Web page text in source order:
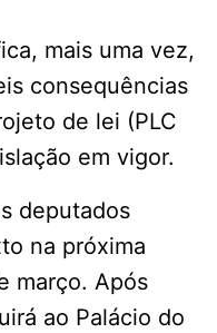
mais uma vez,
consequências
de lei (PLC
em vigor.
deputados
na próxima
março. Após
ao Palácio do